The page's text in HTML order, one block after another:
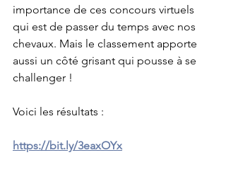
importance de ces concours virtuels
qui est de passer du temps avec nos
chevaux. Mais le classement apporte
aussi un côté grisant qui pousse à se
challenger !
Voici les résultats :
https://bit.ly/3eaxOYx